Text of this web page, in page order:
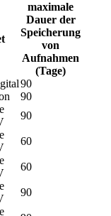
maximale
Dauer der
Speicherung
von
Aufnahmen
(Tage)
90
90
90
60
60
90